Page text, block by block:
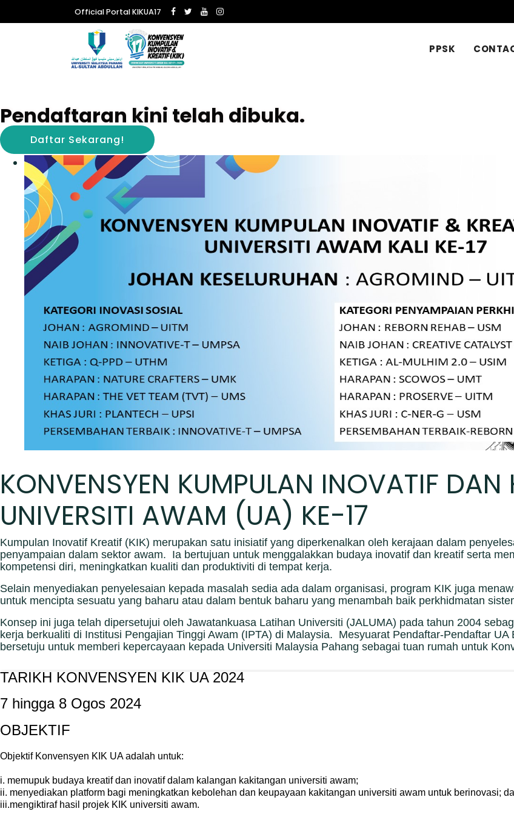
Official Portal KIKUA17
PPSK
Pendaftaran kini telah dibuka.
Daftar Sekarang!
KONVENSYEN KUMPULAN INOVATIF DAN
UNIVERSITI AWAM (UA) KE-17
Kumpulan Inovatif Kreatif (KIK) merupakan satu inisiatif yang diperkenalkan oleh kerajaan dalam
penyampaian dalam sektor awam. Ia bertujuan untuk menggalakkan budaya inovatif dan kreatif serta
kompetensi diri, meningkatkan kualiti dan produktiviti di tempat kerja.
Selain menyediakan penyelesaian kepada masalah sedia ada dalam organisasi, program KIK juga
untuk mencipta sesuatu yang baharu atau dalam bentuk baharu yang menambah baik perkhidmatan
Konsep ini juga telah dipersetujui oleh Jawatankuasa Latihan Universiti (JALUMA) pada tahun 2004
kerja berkualiti di Institusi Pengajian Tinggi Awam (IPTA) di Malaysia. Mesyuarat Pendaftar-Pendaftar
bersetuju untuk memberi kepercayaan kepada Universiti Malaysia Pahang sebagai tuan rumah untuk
TARIKH KONVENSYEN KIK UA 2024
7 hingga 8 Ogos 2024
OBJEKTIF
Objektif Konvensyen KIK UA adalah untuk:
i. memupuk budaya kreatif dan inovatif dalam kalangan kakitangan universiti awam;
ii. menyediakan platform bagi meningkatkan kebolehan dan keupayaan kakitangan universiti awam untuk berinovasi;
iii.mengiktiraf hasil projek KIK universiti awam.